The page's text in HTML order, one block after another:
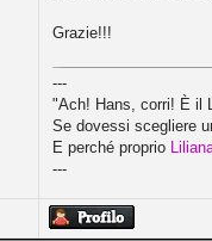
Grazie!!!
---
"Ach! Hans, corri! È il
Se dovessi scegliere
E perché proprio
---